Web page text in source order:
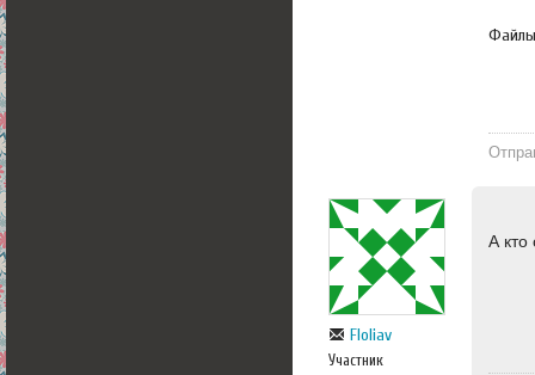
Floliav
Участник
А кто